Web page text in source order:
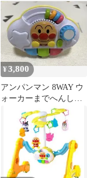
¥3,800
アンパンマン 8WAY ウ
ォーカーまでへんし
ん！よくばりメリー